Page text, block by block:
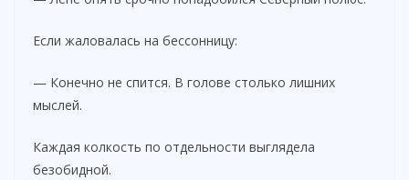
Если жаловалась на бессонницу:
— Конечно не спится. В голове столько лишних
мыслей.
Каждая колкость по отдельности выглядела
безобидной.